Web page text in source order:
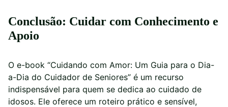
Conclusão: Cuidar com Conhecimento e
Apoio
O e-book “Cuidando com Amor: Um Guia para o Dia-
a-Dia do Cuidador de Seniores” é um recurso
indispensável para quem se dedica ao cuidado de
idosos. Ele oferece um roteiro prático e sensível,